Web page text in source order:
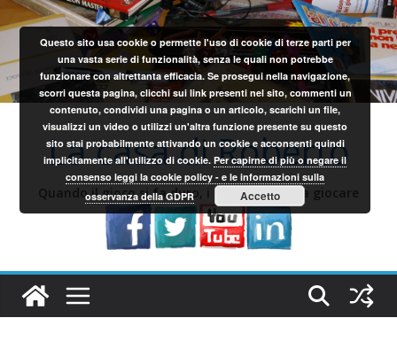
Salta
al
contenuto
La casa di Roberto
Quando il gioco si fa duro, i sardi iniziano a giocare
Questo sito usa cookie o permette l'uso di cookie di terze parti per
una vasta serie di funzionalità, senza le quali non potrebbe
funzionare con altrettanta efficacia. Se prosegui nella navigazione,
scorri questa pagina, clicchi sui link presenti nel sito, commenti un
contenuto, condividi una pagina o un articolo, scarichi un file,
visualizzi un video o utilizzi un'altra funzione presente su questo
sito stai probabilmente attivando un cookie e acconsenti quindi
implicitamente all'utilizzo di cookie.Per capirne di più o negare il
consenso leggi la cookie policy - e le informazioni sulla
osservanza della GDPR
Accetto